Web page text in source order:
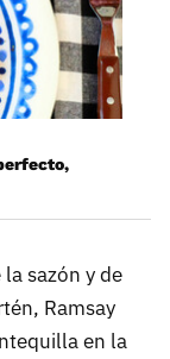
la sazón y de
Ramsay
en la